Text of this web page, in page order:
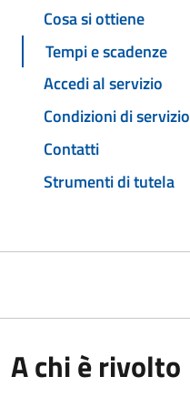
Cosa si ottiene
Tempi e scadenze
Accedi al servizio
Condizioni di servizio
Contatti
Strumenti di tutela
A chi è rivolto